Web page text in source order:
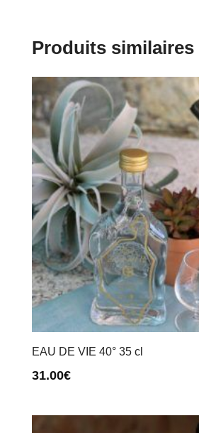
Produits similaires
EAU DE VIE 40° 35 cl
31.00€